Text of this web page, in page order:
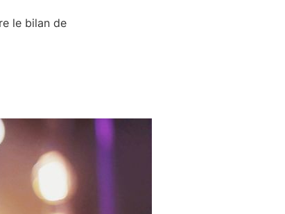
le bilan de